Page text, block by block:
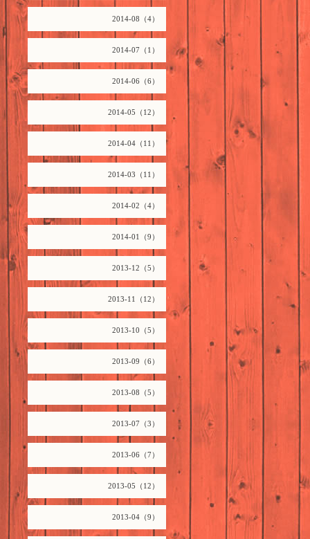
2014-08（4）
2014-07（1）
2014-06（6）
2014-05（12）
2014-04（11）
2014-03（11）
2014-02（4）
2014-01（9）
2013-12（5）
2013-11（12）
2013-10（5）
2013-09（6）
2013-08（5）
2013-07（3）
2013-06（7）
2013-05（12）
2013-04（9）